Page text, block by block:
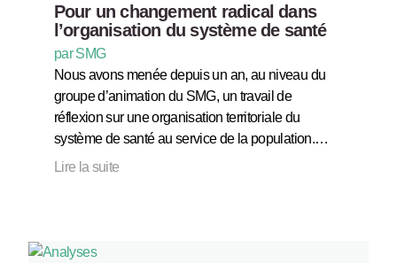
Pour un changement radical dans
l’organisation du système de santé
par SMG
Nous avons menée depuis un an, au niveau du
groupe d’animation du SMG, un travail de
réflexion sur une organisation territoriale du
système de santé au service de la population.…
Lire la suite